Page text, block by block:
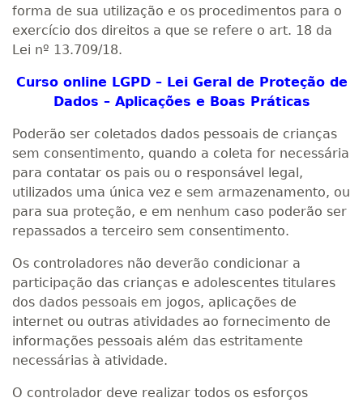
forma de sua utilização e os procedimentos para o
exercício dos direitos a que se refere o art. 18 da
Lei nº 13.709/18.
Curso online LGPD – Lei Geral de Proteção de
Dados – Aplicações e Boas Práticas
Poderão ser coletados dados pessoais de crianças
sem consentimento, quando a coleta for necessária
para contatar os pais ou o responsável legal,
utilizados uma única vez e sem armazenamento, ou
para sua proteção, e em nenhum caso poderão ser
repassados a terceiro sem consentimento.
Os controladores não deverão condicionar a
participação das crianças e adolescentes titulares
dos dados pessoais em jogos, aplicações de
internet ou outras atividades ao fornecimento de
informações pessoais além das estritamente
necessárias à atividade.
O controlador deve realizar todos os esforços